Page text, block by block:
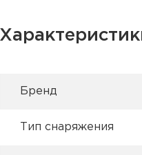
Брeнд
Тип снаряжения